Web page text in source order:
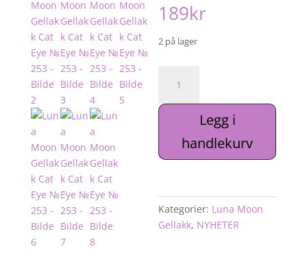
189kr
2 på lager
Moon
Gellakk
№
Legg i
handlekurv
Kategorier: Luna Moon
Gellakk, NYHETER